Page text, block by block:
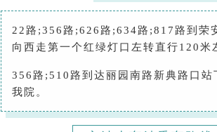
22路;356路;626路;634路;817路到荣
向西走第一个红绿灯口左转直行120米
356路;510路到达丽园南路新典路口站
我院。